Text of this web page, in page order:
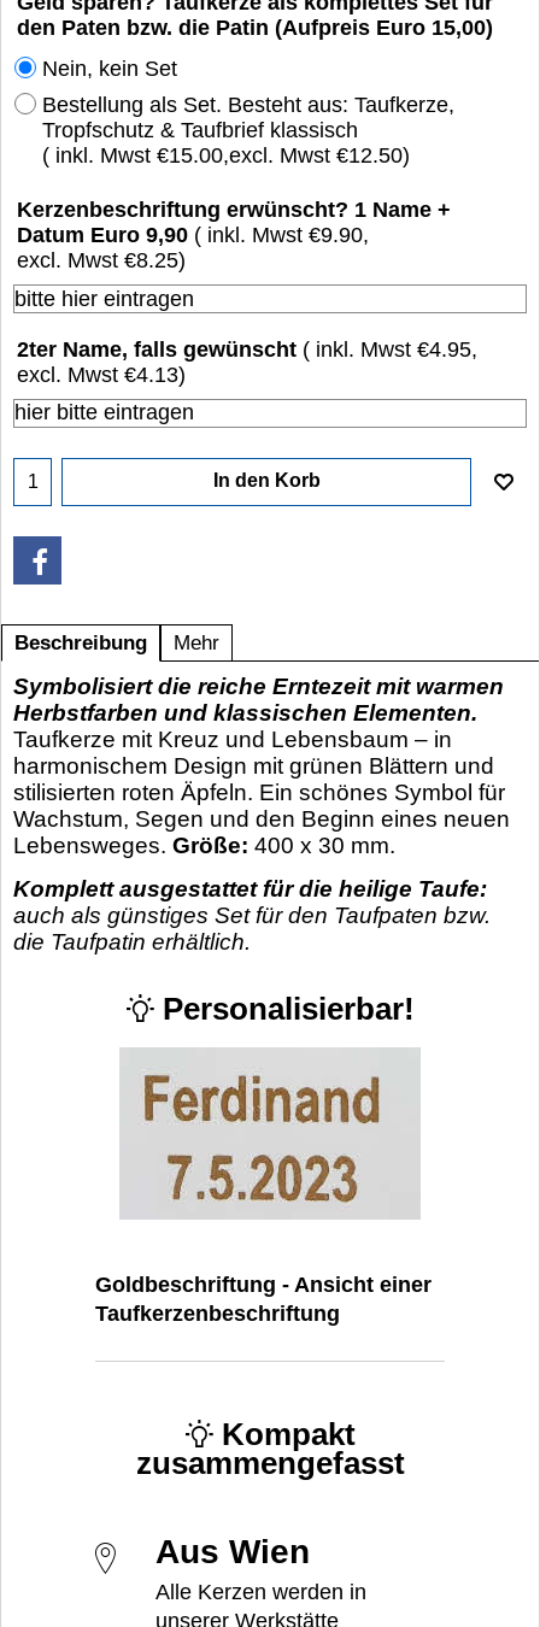
den Paten bzw. die Patin (Aufpreis Euro 15,00)
Nein, kein Set
Bestellung als Set. Besteht aus: Taufkerze,
Tropfschutz & Taufbrief klassisch
( inkl. Mwst €15.00,excl. Mwst €12.50)
Kerzenbeschriftung erwünscht? 1 Name +
Datum Euro 9,90 ( inkl. Mwst €9.90,
excl. Mwst €8.25)
2ter Name, falls gewünscht ( inkl. Mwst €4.95,
excl. Mwst €4.13)
In den Korb
Beschreibung Mehr
Symbolisiert die reiche Erntezeit mit warmen
Herbstfarben und klassischen Elementen.
Taufkerze mit Kreuz und Lebensbaum – in
harmonischem Design mit grünen Blättern und
stilisierten roten Äpfeln. Ein schönes Symbol für
Wachstum, Segen und den Beginn eines neuen
Lebensweges. Größe: 400 x 30 mm.
Komplett ausgestattet für die heilige Taufe:
auch als günstiges Set für den Taufpaten bzw.
die Taufpatin erhältlich.
Personalisierbar!
Goldbeschriftung - Ansicht einer
Taufkerzenbeschriftung
Kompakt
zusammengefasst
Aus Wien
Alle Kerzen werden in
unserer Werkstätte